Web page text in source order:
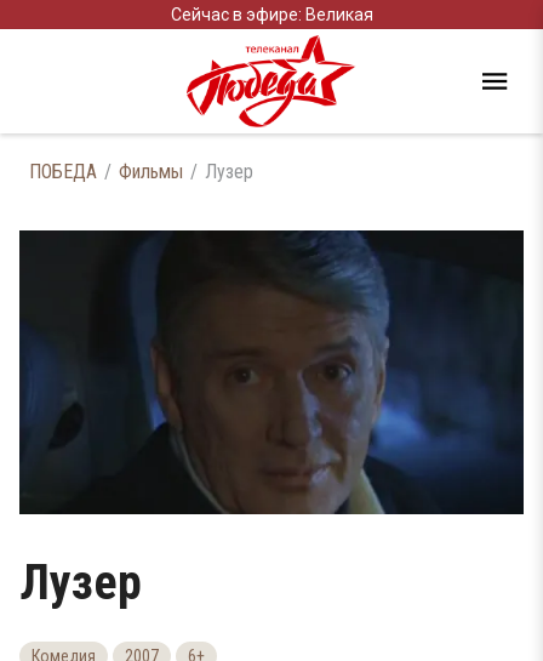
Сейчас в эфире: Великая
ПОБЕДА Фильмы Лузер
Лузер
Комедия 2007 6+